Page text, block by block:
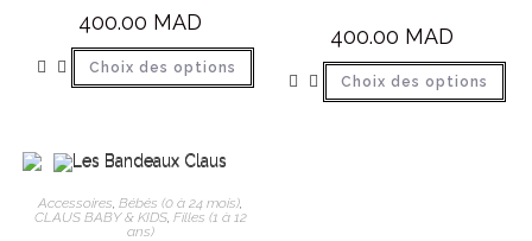
400.00 MAD
Choix des options
400.00 MAD
Choix des options
Accessoires,Bébés (0 à 24 mois),
CLAUS BABY & KIDS, Filles (1 à 12
ans)